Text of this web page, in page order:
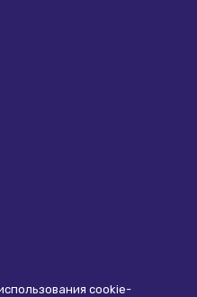
сookie-